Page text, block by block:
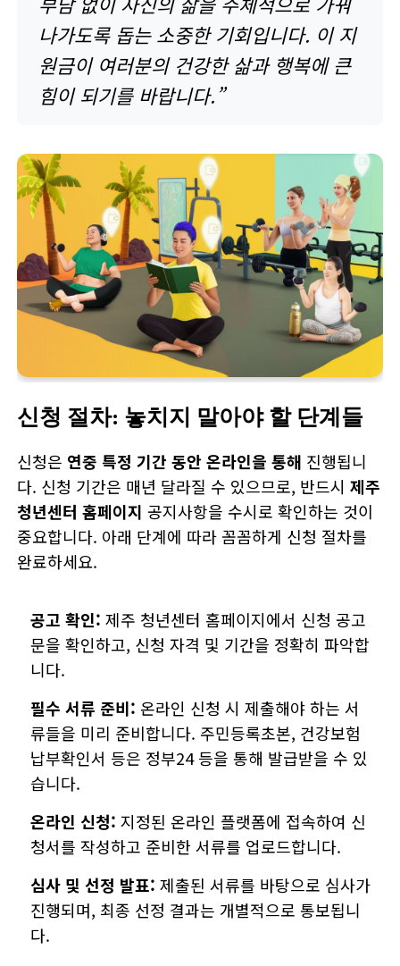
나가도록 돕는 소중한 기회입니다. 이 지
원금이 여러분의 건강한 삶과 행복에 큰
힘이 되기를 바랍니다.”
신청 절차: 놓치지 말아야 할 단계들
신청은 연중 특정 기간 동안 온라인을 통해 진행됩니
다. 신청 기간은 매년 달라질 수 있으므로, 반드시 제주
청년센터 홈페이지 공지사항을 수시로 확인하는 것이
중요합니다. 아래 단계에 따라 꼼꼼하게 신청 절차를
완료하세요.
공고 확인: 제주 청년센터 홈페이지에서 신청 공고
문을 확인하고, 신청 자격 및 기간을 정확히 파악합
니다.
필수 서류 준비: 온라인 신청 시 제출해야 하는 서
류들을 미리 준비합니다. 주민등록초본, 건강보험
납부확인서 등은 정부24 등을 통해 발급받을 수 있
습니다.
온라인 신청: 지정된 온라인 플랫폼에 접속하여 신
청서를 작성하고 준비한 서류를 업로드합니다.
심사 및 선정 발표: 제출된 서류를 바탕으로 심사가
진행되며, 최종 선정 결과는 개별적으로 통보됩니
다.